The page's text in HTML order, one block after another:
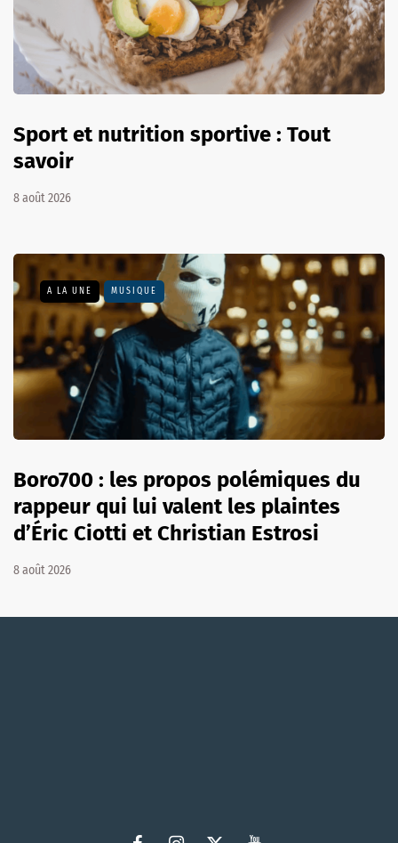
Sport et nutrition sportive : Tout
savoir
8 août 2026
A LA UNE MUSIQUE
Boro700 : les propos polémiques du
rappeur qui lui valent les plaintes
d’Éric Ciotti et Christian Estrosi
8 août 2026